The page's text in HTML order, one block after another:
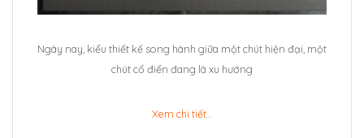
Ngày nay, kiểu thiết kế song hành giữa một chút hiện đại, một
chút cổ điển đang là xu hướng
Xem chi tiết…